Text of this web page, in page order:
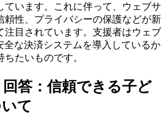
ています。これに伴って、ウェブサ
頼性、プライバシーの保護などが新
注目されています。支援者はウェブ
な決済システムを導入しているか
たいものです。
答：信頼できる子ど
て